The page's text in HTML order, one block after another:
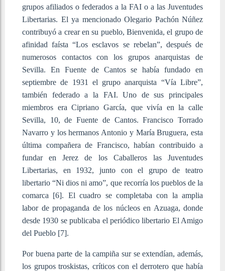
grupos afiliados o federados a la FAI o a las Juventudes
Libertarias. El ya mencionado Olegario Pachón Núñez
contribuyó a crear en su pueblo, Bienvenida, el grupo de
afinidad faísta “Los esclavos se rebelan”, después de
numerosos contactos con los grupos anarquistas de
Sevilla. En Fuente de Cantos se había fundado en
septiembre de 1931 el grupo anarquista “Vía Libre”,
también federado a la FAI. Uno de sus principales
miembros era Cipriano García, que vivía en la calle
Sevilla, 10, de Fuente de Cantos. Francisco Torrado
Navarro y los hermanos Antonio y María Bruguera, esta
última compañera de Francisco, habían contribuido a
fundar en Jerez de los Caballeros las Juventudes
Libertarias, en 1932, junto con el grupo de teatro
libertario “Ni dios ni amo”, que recorría los pueblos de la
comarca [6]. El cuadro se completaba con la amplia
labor de propaganda de los núcleos en Azuaga, donde
desde 1930 se publicaba el periódico libertario El Amigo
del Pueblo [7].
Por buena parte de la campiña sur se extendían, además,
los grupos troskistas, críticos con el derrotero que había